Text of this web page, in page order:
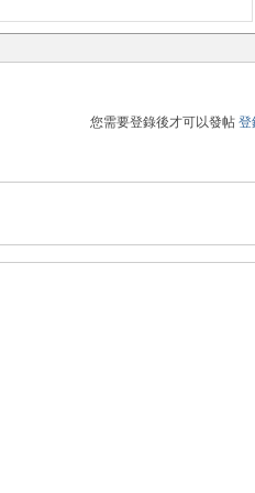
您需要登錄後才可以發帖 登